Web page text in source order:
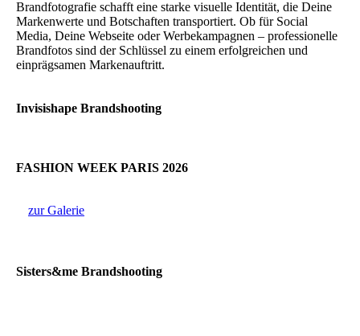
Brandfotografie schafft eine starke visuelle Identität, die Deine
Markenwerte und Botschaften transportiert. Ob für Social
Media, Deine Webseite oder Werbekampagnen – professionelle
Brandfotos sind der Schlüssel zu einem erfolgreichen und
einprägsamen Markenauftritt.
Invisishape Brandshooting
FASHION WEEK PARIS 2026
zur Galerie
Sisters&me Brandshooting